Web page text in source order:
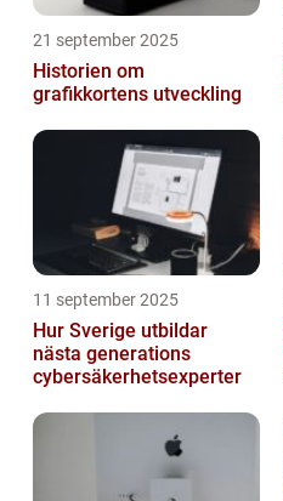
21 september 2025
Historien om
grafikkortens utveckling
11 september 2025
Hur Sverige utbildar
nästa generations
cybersäkerhetsexperter